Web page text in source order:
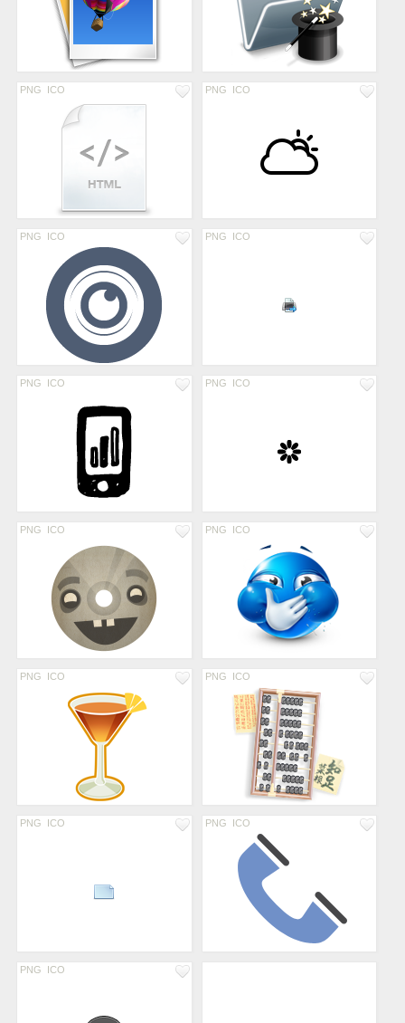
PNG ICO PNG ICO
PNG ICO PNG ICO
PNG ICO PNG ICO
PNG ICO PNG ICO
PNG ICO PNG ICO
PNG ICO PNG ICO
PNG ICO